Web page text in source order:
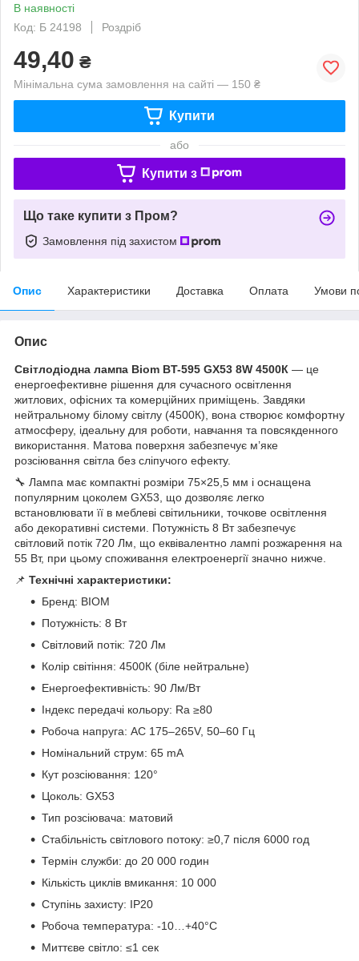
В наявності
Код: Б 24198
Роздріб
49,40 ₴
Мінімальна сума замовлення на сайті — 150 ₴
Купити
або
Купити з
Що таке купити з Пром?
Замовлення під захистом
Опис Характеристики Доставка Оплата Умови
Опис
Світлодіодна лампа Biom BT-595 GX53 8W 4500К — це
енергоефективне рішення для сучасного освітлення
житлових, офісних та комерційних приміщень. Завдяки
нейтральному білому світлу (4500К), вона створює комфортну
атмосферу, ідеальну для роботи, навчання та повсякденного
використання. Матова поверхня забезпечує м’яке
розсіювання світла без сліпучого ефекту.
🔧 Лампа має компактні розміри 75×25,5 мм і оснащена
популярним цоколем GX53, що дозволяє легко
встановлювати її в меблеві світильники, точкове освітлення
або декоративні системи. Потужність 8 Вт забезпечує
світловий потік 720 Лм, що еквівалентно лампі розжарення на
55 Вт, при цьому споживання електроенергії значно нижче.
📌 Технічні характеристики:
Бренд: BIOM
Потужність: 8 Вт
Світловий потік: 720 Лм
Колір світіння: 4500К (біле нейтральне)
Енергоефективність: 90 Лм/Вт
Індекс передачі кольору: Ra ≥80
Робоча напруга: AC 175–265V, 50–60 Гц
Номінальний струм: 65 mA
Кут розсіювання: 120°
Цоколь: GX53
Тип розсіювача: матовий
Стабільність світлового потоку: ≥0,7 після 6000 год
Термін служби: до 20 000 годин
Кількість циклів вмикання: 10 000
Ступінь захисту: IP20
Робоча температура: -10…+40°C
Миттєве світло: ≤1 сек